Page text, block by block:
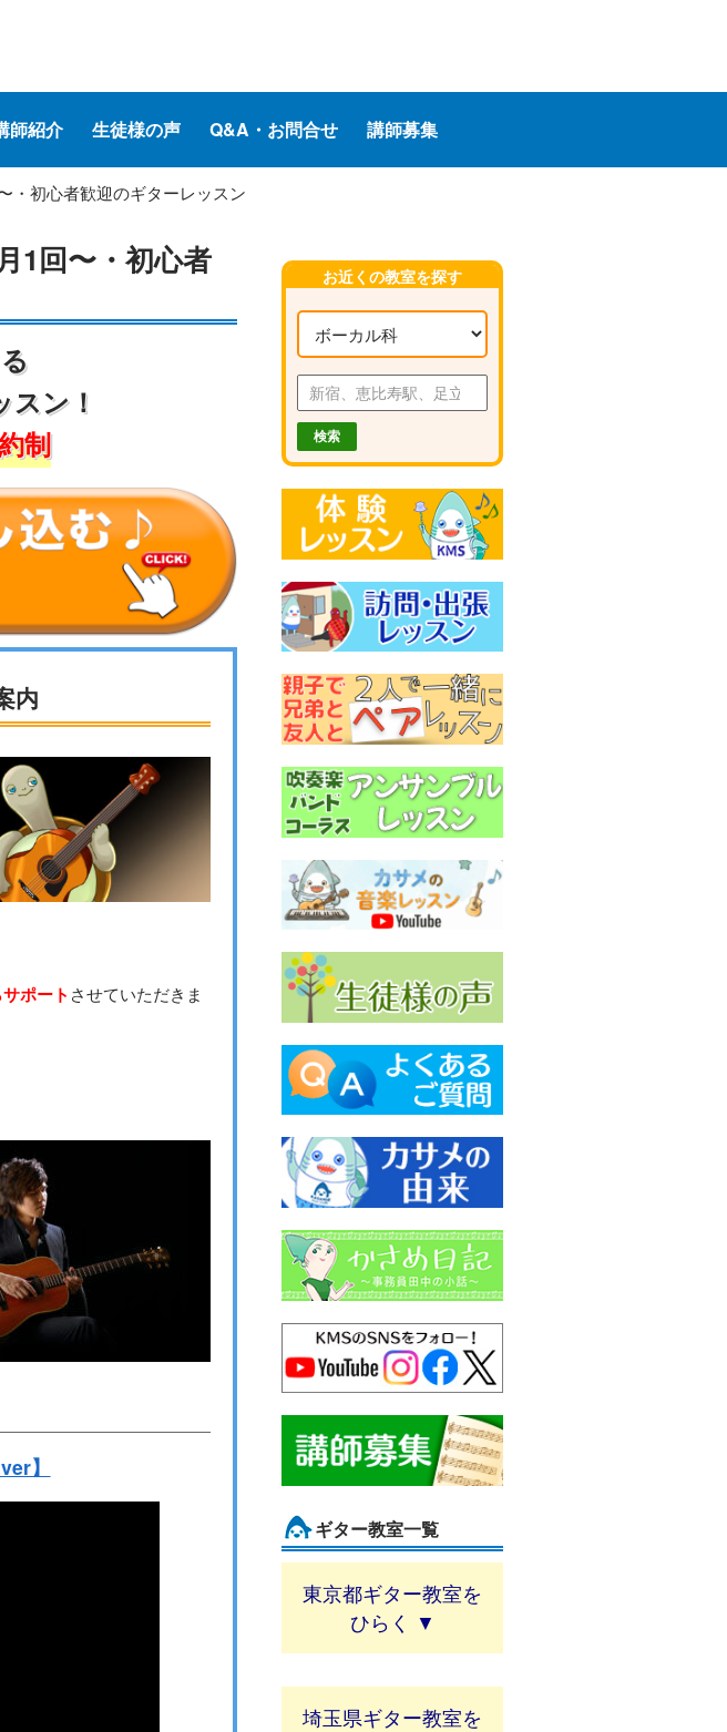
師紹介 生徒様の声 Q&A・お問合せ 講師募集
・初心者歓迎のギターレッスン
1回〜・初心者
ン！
制
内
ポート させていただきま
】
お近くの教室を探す
ギター教室一覧
東京都ギター教室
埼玉県ギター教室